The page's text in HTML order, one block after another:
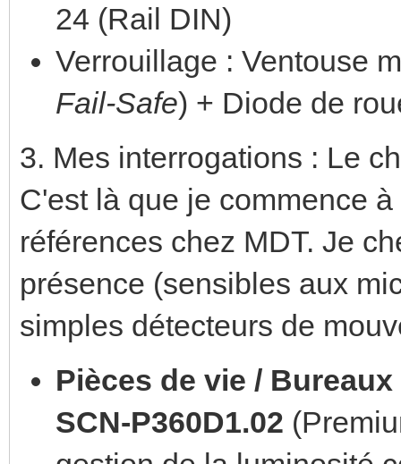
24 (Rail DIN)
Verrouillage : Ventouse
Fail-Safe) + Diode de
3. Mes interrogations : Le
C'est là que je commence
références chez MDT. Je
présence (sensibles aux
simples détecteurs de
Pièces de vie /
SCN-P360D1.02